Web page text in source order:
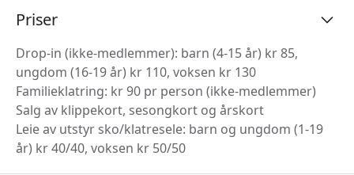
Priser
Drop-in (ikke-medlemmer): barn (4-15 år) kr 85,
ungdom (16-19 år) kr 110, voksen kr 130
Familieklatring: kr 90 pr person (ikke-medlemmer)
Salg av klippekort, sesongkort og årskort
Leie av utstyr sko/klatresele: barn og ungdom (1-19
år) kr 40/40, voksen kr 50/50